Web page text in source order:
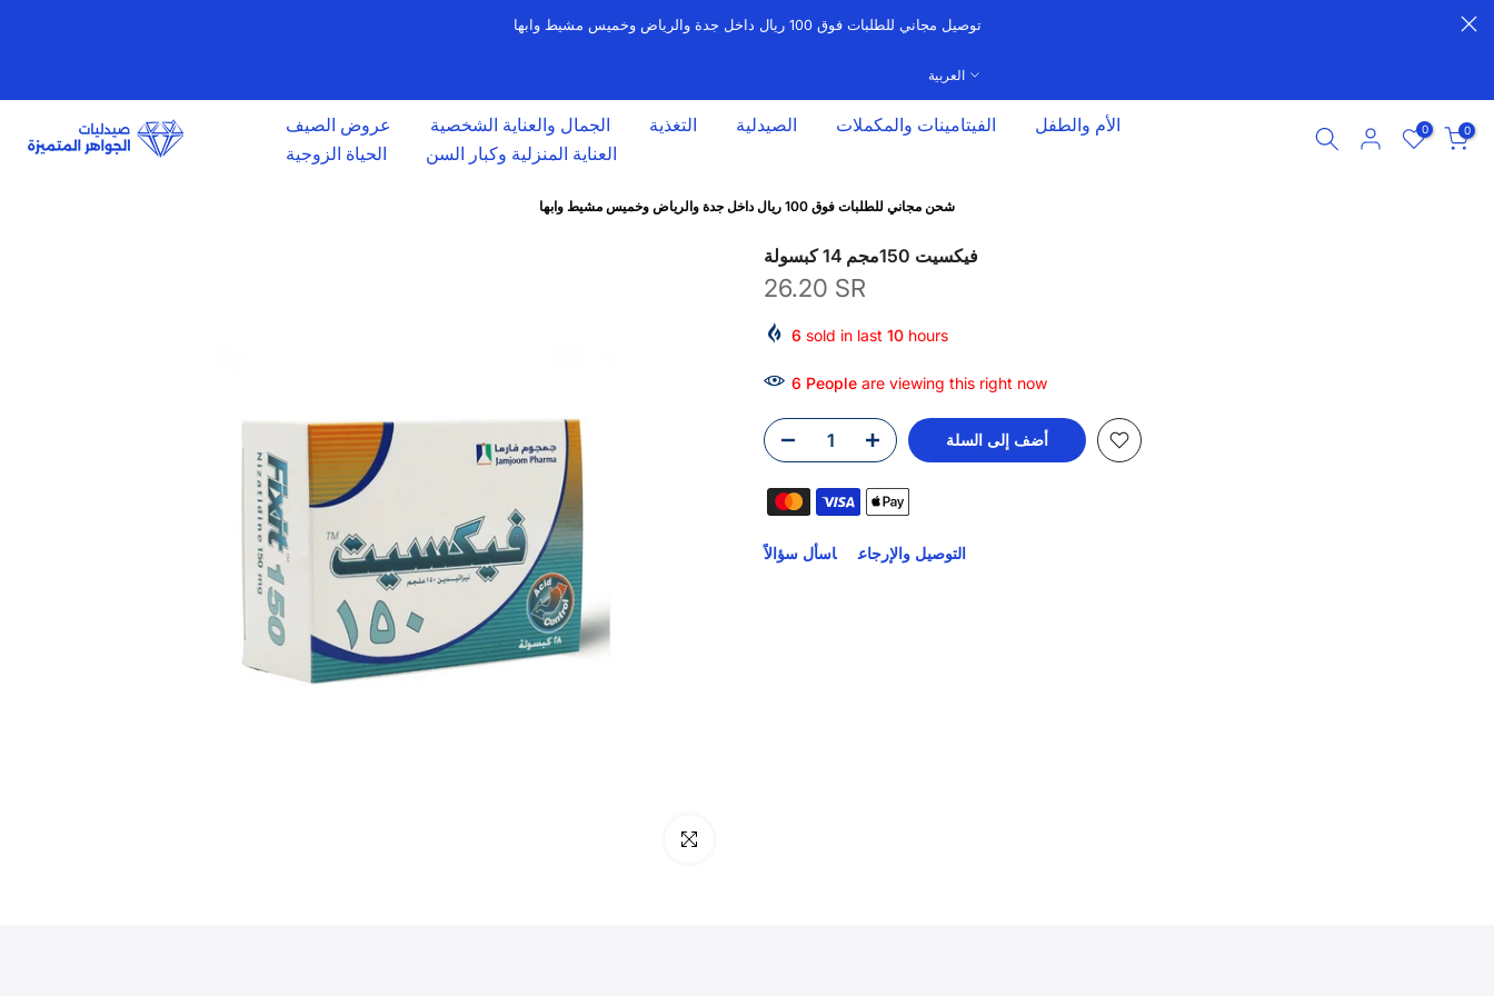
توصيل مجاني للطلبات فوق 100 ريال داخل جدة والرياض وخميس مشيط وابها
العربية
عروض الصيف الجمال والعناية الشخصية التغذية الصيدلية الفيتامينات والمكملات
الأم والطفل
الحياة الزوجية
العناية المنزلية وكبار السن
0 0
شحن مجاني للطلبات فوق 100 ريال داخل جدة والرياض وخميس مشيط وابها
انقر للتكبير
فيكسيت 150مجم 14 كبسولة
26.20 SR
6 sold in last 10 hours
6 People are viewing this right now
أضف إلى السلة
التوصيل والإرجاع اسأل سؤالاً